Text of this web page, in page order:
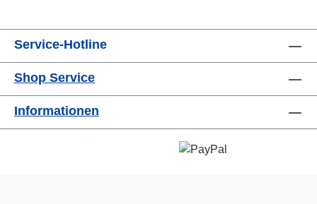
Service-Hotline
Shop Service
Informationen